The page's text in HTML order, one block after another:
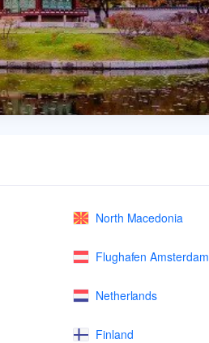
North Macedonia
Flughafen Amsterdam
Netherlands
Finland